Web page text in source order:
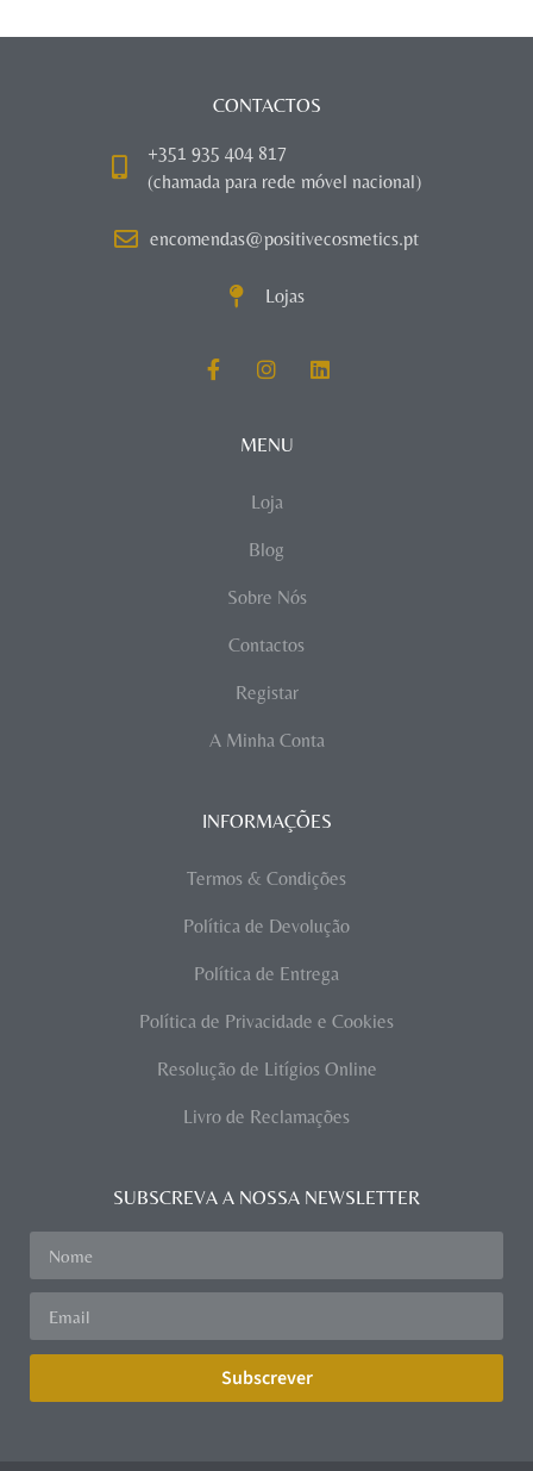
CONTACTOS
+351 935 404 817
(chamada para rede móvel nacional)
encomendas@positivecosmetics.pt
Lojas
MENU
Loja
Blog
Sobre Nós
Contactos
Registar
A Minha Conta
INFORMAÇÕES
Termos & Condições
Política de Devolução
Política de Entrega
Política de Privacidade e Cookies
Resolução de Litígios Online
Livro de Reclamações
SUBSCREVA A NOSSA NEWSLETTER
Subscrever